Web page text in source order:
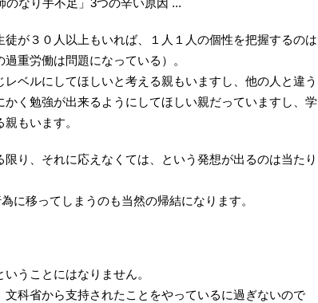
徒が３０人以上もいれば、１人１人の個性を把握するのは
重労働は問題になっている）。
ベルにしてほしいと考える親もいますし、他の人と違う
く勉強が出来るようにしてほしい親だっていますし、学
もいます。
り、それに応えなくては、という発想が出るのは当たり
に移ってしまうのも当然の帰結になります。
うことにはなりません。
科省から支持されたことをやっているに過ぎないので